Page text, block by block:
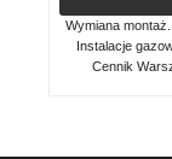
Wymiana
Instalacje
Cennik